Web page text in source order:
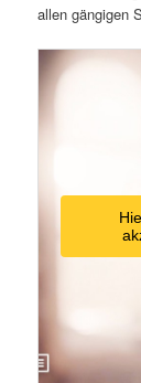
allen gängigen